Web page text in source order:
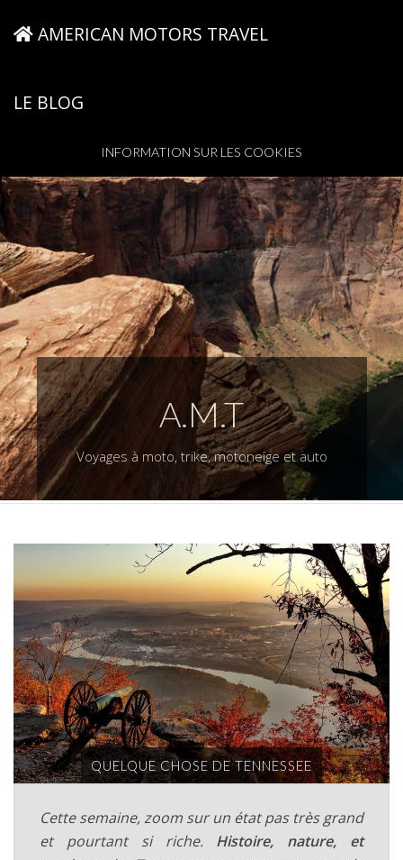
AMERICAN MOTORS TRAVEL
LE BLOG
INFORMATION SUR LES COOKIES
A.M.T
Voyages à moto, trike, motoneige et auto
QUELQUE CHOSE DE TENNESSEE
Cette semaine, zoom sur un état pas très grand
et pourtant si riche. Histoire, nature, et